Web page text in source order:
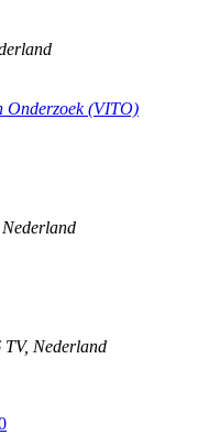
Onderzoek (VITO)
Nederland
TV, Nederland